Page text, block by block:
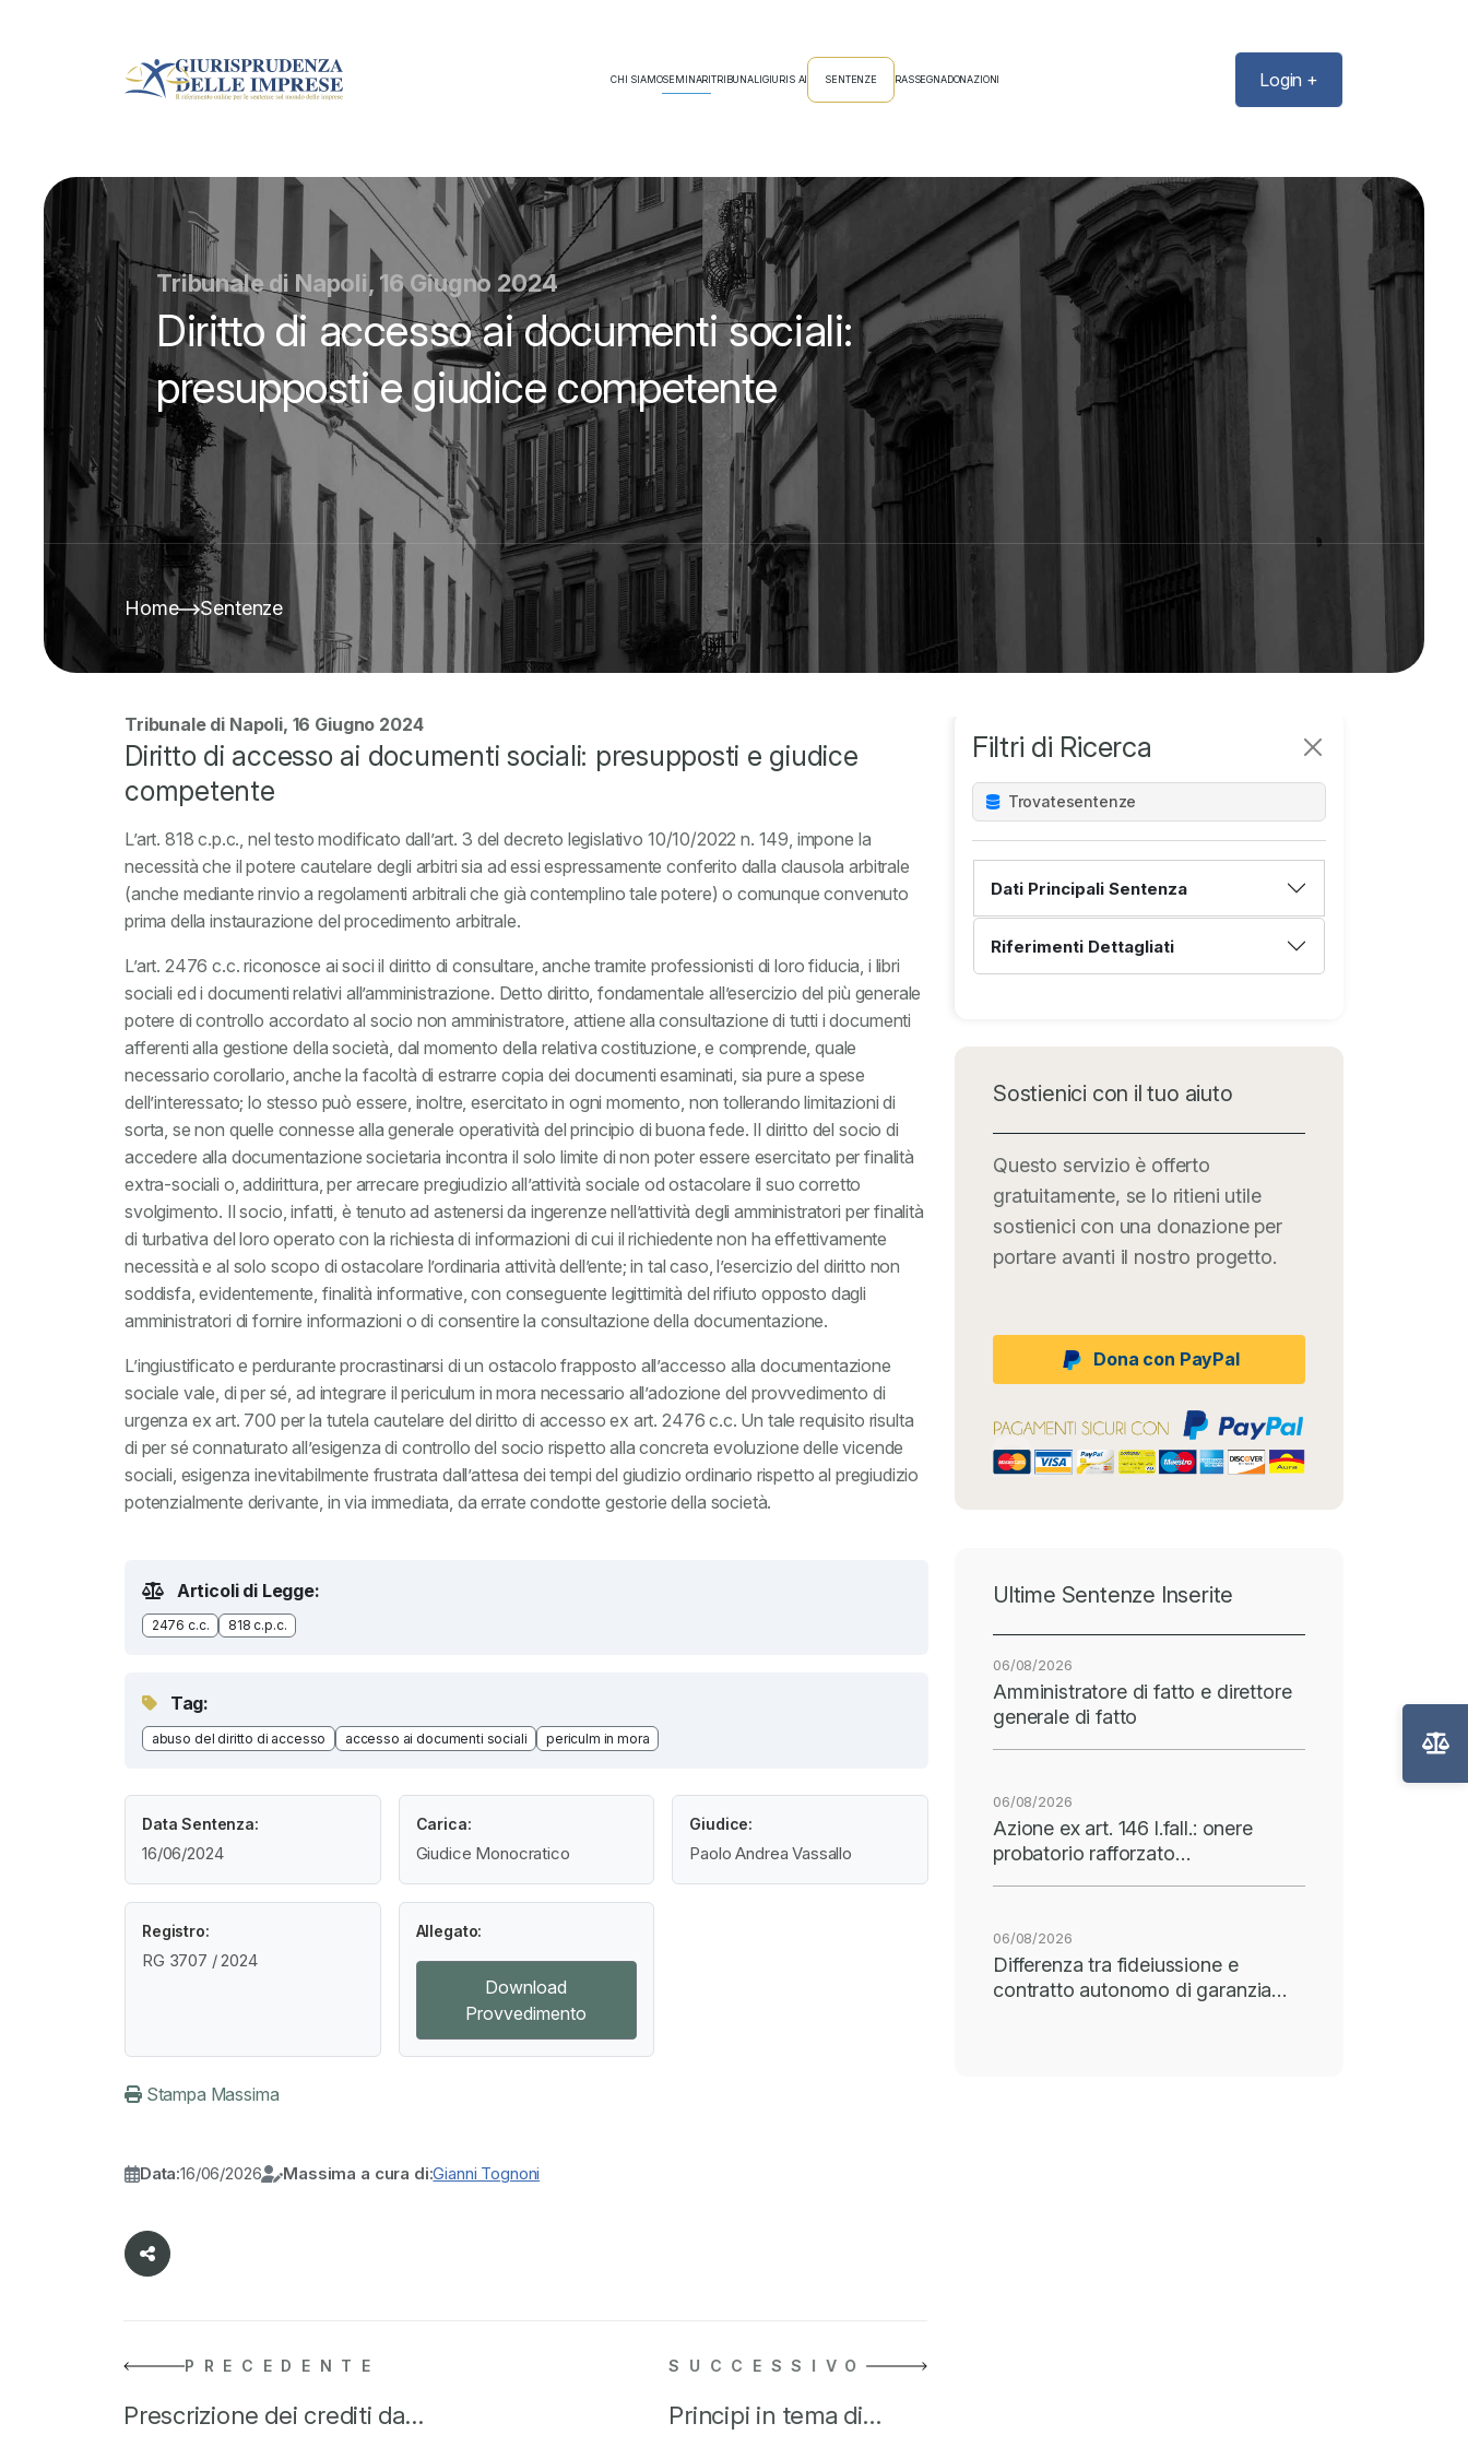
CHI SIAMOSEMINARITRIBUNALIGIURIS AI SENTENZE RASSEGNADONAZIONI Login +
Tribunale di Napoli, 16 Giugno 2024
Diritto di accesso ai documenti sociali:
presupposti e giudice competente
Home Sentenze
Tribunale di Napoli, 16 Giugno 2024
Diritto di accesso ai documenti sociali: presupposti e giudice
competente
L’art. 818 c.p.c., nel testo modificato dall’art. 3 del decreto legislativo 10/10/2022 n. 149, impone la
necessità che il potere cautelare degli arbitri sia ad essi espressamente conferito dalla clausola arbitrale
(anche mediante rinvio a regolamenti arbitrali che già contemplino tale potere) o comunque convenuto
prima della instaurazione del procedimento arbitrale.
L’art. 2476 c.c. riconosce ai soci il diritto di consultare, anche tramite professionisti di loro fiducia, i libri
sociali ed i documenti relativi all’amministrazione. Detto diritto, fondamentale all’esercizio del più generale
potere di controllo accordato al socio non amministratore, attiene alla consultazione di tutti i documenti
afferenti alla gestione della società, dal momento della relativa costituzione, e comprende, quale
necessario corollario, anche la facoltà di estrarre copia dei documenti esaminati, sia pure a spese
dell’interessato; lo stesso può essere, inoltre, esercitato in ogni momento, non tollerando limitazioni di
sorta, se non quelle connesse alla generale operatività del principio di buona fede. Il diritto del socio di
accedere alla documentazione societaria incontra il solo limite di non poter essere esercitato per finalità
extra-sociali o, addirittura, per arrecare pregiudizio all’attività sociale od ostacolare il suo corretto
svolgimento. Il socio, infatti, è tenuto ad astenersi da ingerenze nell’attività degli amministratori per finalità
di turbativa del loro operato con la richiesta di informazioni di cui il richiedente non ha effettivamente
necessità e al solo scopo di ostacolare l’ordinaria attività dell’ente; in tal caso, l’esercizio del diritto non
soddisfa, evidentemente, finalità informative, con conseguente legittimità del rifiuto opposto dagli
amministratori di fornire informazioni o di consentire la consultazione della documentazione.
L’ingiustificato e perdurante procrastinarsi di un ostacolo frapposto all’accesso alla documentazione
sociale vale, di per sé, ad integrare il periculum in mora necessario all’adozione del provvedimento di
urgenza ex art. 700 per la tutela cautelare del diritto di accesso ex art. 2476 c.c. Un tale requisito risulta
di per sé connaturato all’esigenza di controllo del socio rispetto alla concreta evoluzione delle vicende
sociali, esigenza inevitabilmente frustrata dall’attesa dei tempi del giudizio ordinario rispetto al pregiudizio
potenzialmente derivante, in via immediata, da errate condotte gestorie della società.
Articoli di Legge:
2476 c.c. 818 c.p.c.
Tag:
abuso del diritto di accesso accesso ai documenti sociali periculm in mora
Data Sentenza:
16/06/2024
Carica:
Giudice Monocratico
Giudice:
Paolo Andrea Vassallo
Registro:
RG 3707 / 2024
Allegato:
Download
Provvedimento
Stampa Massima
Data:16/06/2026 Massima a cura di:Gianni Tognoni
PRECEDENTE
Prescrizione dei crediti da…
SUCCESSIVO
Principi in tema di…
Filtri di Ricerca
Trovatesentenze
Dati Principali Sentenza
Riferimenti Dettagliati
Sostienici con il tuo aiuto
Questo servizio è offerto
gratuitamente, se lo ritieni utile
sostienici con una donazione per
portare avanti il nostro progetto.
Dona con PayPal
Ultime Sentenze Inserite
06/08/2026
Amministratore di fatto e direttore
generale di fatto
06/08/2026
Azione ex art. 146 l.fall.: onere
probatorio rafforzato…
06/08/2026
Differenza tra fideiussione e
contratto autonomo di garanzia…